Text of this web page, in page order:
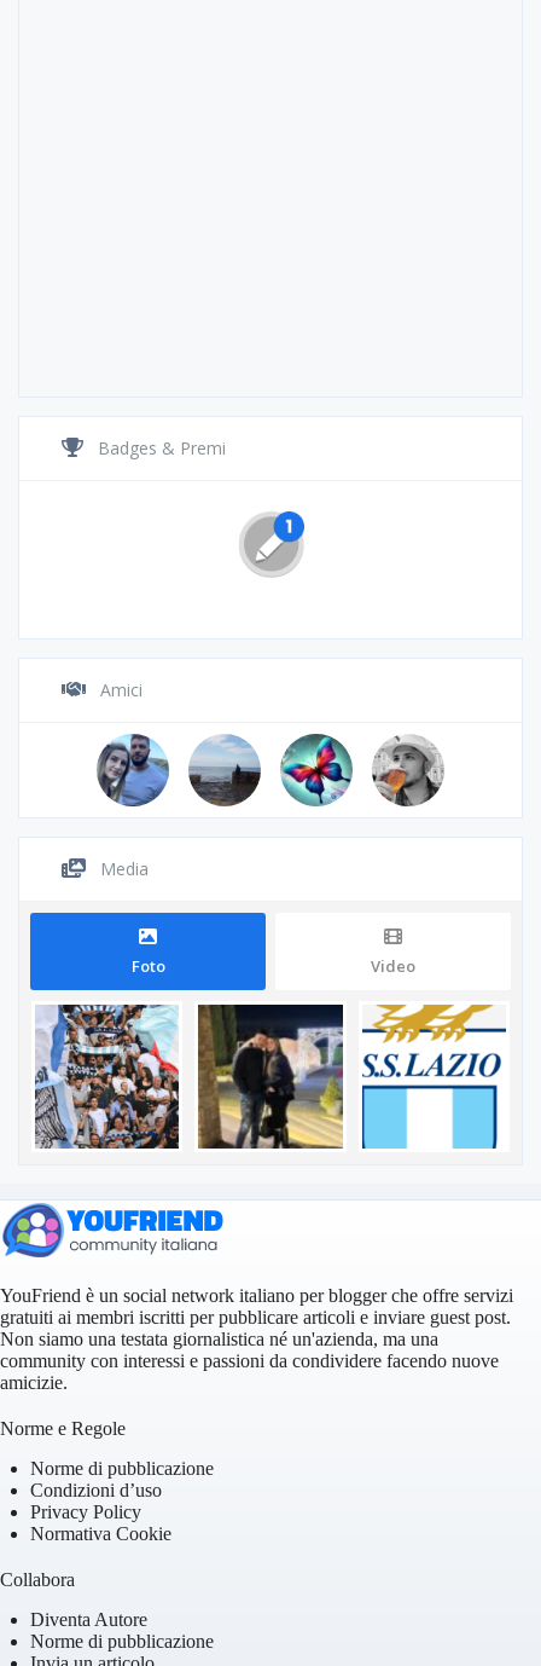
Badges & Premi
Amici
Media
Foto Video
YouFriend è un social network italiano per blogger che offre servizi
gratuiti ai membri iscritti per pubblicare articoli e inviare guest post.
Non siamo una testata giornalistica né un'azienda, ma una
community con interessi e passioni da condividere facendo nuove
amicizie.
Norme e Regole
Norme di pubblicazione
Condizioni d’uso
Privacy Policy
Normativa Cookie
Collabora
Diventa Autore
Norme di pubblicazione